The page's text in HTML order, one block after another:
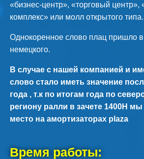
«бизнес-центр», «торговый центр»,
комплекс» или молл открытого типа.
Однокоренное слово плац пришло в
немецкого.
В случае с нашей компанией и
слово стало иметь значение
года , т.к по итогам года по
региону ралли в зачете 1400Н
место на амортизаторах plaza
Время работы: